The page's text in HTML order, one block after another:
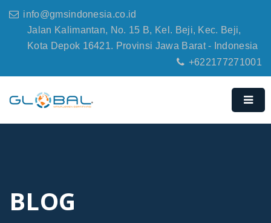
info@gmsindonesia.co.id
Jalan Kalimantan, No. 15 B, Kel. Beji, Kec. Beji,
Kota Depok 16421. Provinsi Jawa Barat - Indonesia
+622177271001
BLOG